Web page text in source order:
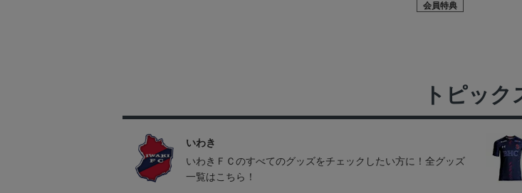
会員特典
トピック
いわき
いわきＦＣのすべてのグッズをチェックしたい方に！全グッズ
一覧はこちら！